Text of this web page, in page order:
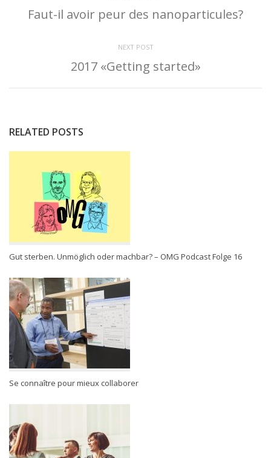
Faut-il avoir peur des nanoparticules?
NEXT POST
2017 «Getting started»
RELATED POSTS
Gut sterben. Unmöglich oder machbar? – OMG Podcast Folge 16
Se connaître pour mieux collaborer